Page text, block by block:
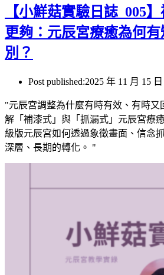
【小鮮菇實驗日誌_005
更夠：元辰宮療癒為何
別？
Post published:2025 年 11 月 15 日
"元辰宮調整為什麼有時有效、有時又
解「補漆式」與「抓漏式」元辰宮療
級版元辰宮如何透過象徵畫面、信念
深層、長期的轉化。 "